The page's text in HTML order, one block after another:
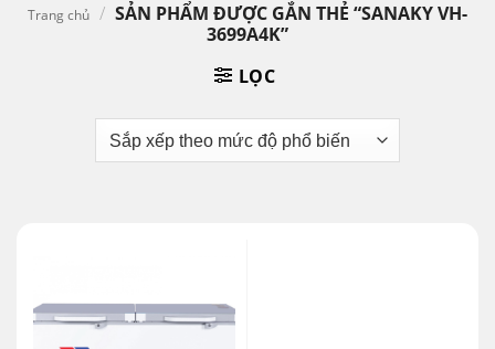
Trang chủ / SẢN PHẨM ĐƯỢC GẮN THẺ “SANAKY VH-
3699A4K”
LỌC